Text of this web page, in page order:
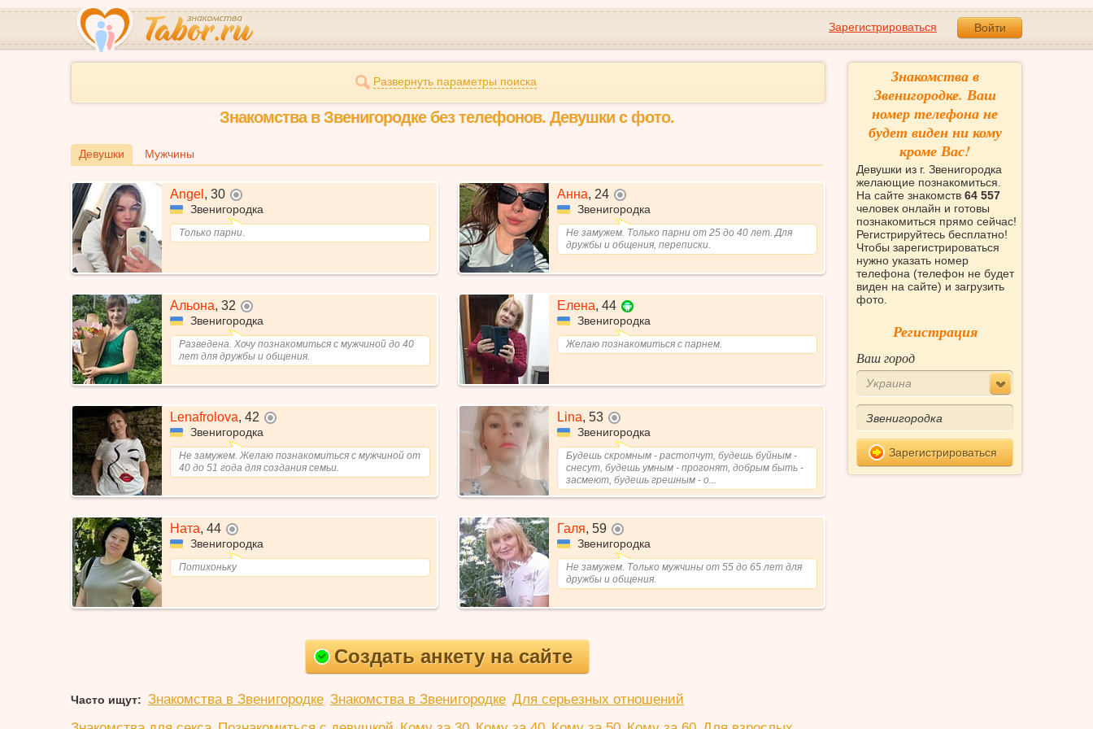
Зарегистрироваться Войти
Развернуть параметры поиска
Знакомства в Звенигородке без телефонов. Девушки с фото.
Девушки Мужчины
Angel , 30
Звенигородка
Только парни.
Анна, 24
Звенигородка
Не замужем. Только парни от 25 до 40 лет. Для
дружбы и общения, переписки.
Альона, 32
Звенигородка
Разведена. Хочу познакомиться с мужчиной до 40
лет для дружбы и общения.
Елена, 44
Звенигородка
Желаю познакомиться с парнем.
Lenafrolova, 42
Звенигородка
Не замужем. Желаю познакомиться с мужчиной от
40 до 51 года для создания семьи.
Lina, 53
Звенигородка
Будешь скромным - растопчут, будешь буйным -
снесут, будешь умным - прогонят, добрым быть -
засмеют, будешь грешным - о...
Ната, 44
Звенигородка
Потихоньку
Галя, 59
Звенигородка
Не замужем. Только мужчины от 55 до 65 лет для
дружбы и общения.
Создать анкету на сайте
Часто ищут: Знакомства в Звенигородке Знакомства в Звенигородке Для серьезных отношений
Знакомства в
Звенигородке. Ваш
номер телефона не
будет виден ни кому
кроме Вас!
Девушки из г. Звенигородка
желающие познакомиться.
На сайте знакомств 64 557
человек онлайн и готовы
познакомиться прямо сейчас!
Регистрируйтесь бесплатно!
Чтобы зарегистрироваться
нужно указать номер
телефона (телефон не будет
виден на сайте) и загрузить
фото.
Регистрация
Ваш город
Украина
Зарегистрироваться